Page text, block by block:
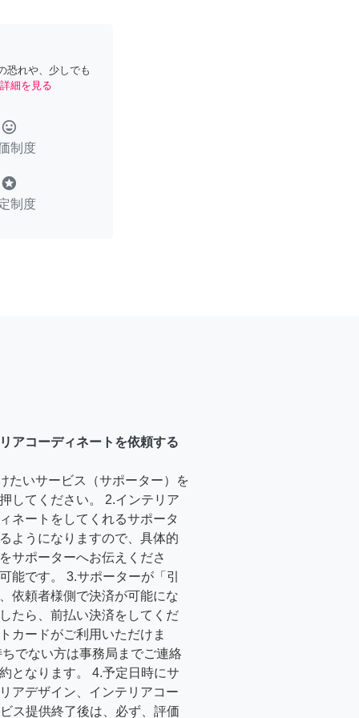
恐れや、少しでも
詳細を見る
tag_faces
制度
stars
制度
アコーディネートを依頼する
たいサービス（サポーター）を
してください。 2.インテリア
ネートをしてくれるサポータ
ようになりますので、具体的
サポーターへお伝えくださ
能です。 3.サポーターが「引
依頼者様側で決済が可能にな
たら、前払い決済をしてくだ
カードがご利用いただけま
でない方は事務局までご連絡
となります。 4.予定日時にサ
アデザイン、インテリアコー
ス提供終了後は、必ず、評価